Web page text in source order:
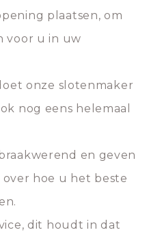
plaatsen, om
voor u in uw
onze slotenmaker
nog eens helemaal
en geven
over hoe u het beste
dit houdt in dat